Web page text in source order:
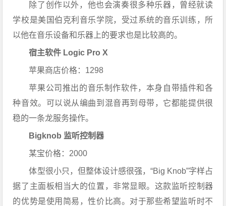
除了创作以外，他也会演奏很多种乐器，曾经就读
学校是美国伯克利音乐学院，受过系统的音乐训练，所
以他在音乐设备和乐器上的要求也是比较高的。
宿主软件 Logic Pro X
苹果商店价格：1298
苹果公司推出的音乐制作软件，本身自带插件和各
种音效。 可以说从编曲到混音再到母带，它都能提供很
稳的一条龙服务操作。
Bigknob 监听控制器
某宝价格：2000
体型很小只，但整体设计感很强，“Big Knob”字样占
据了主面板相当大的位置，非常显眼。这款监听控制器
的优势是使用简易，性价比高。对于那些希望监听时不